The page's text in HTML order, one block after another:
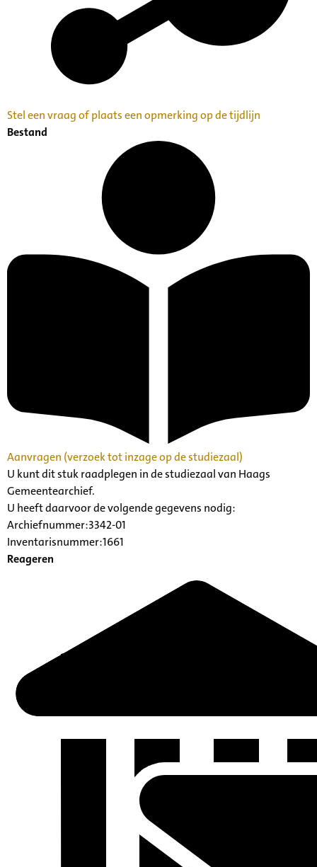
Stel een vraag of plaats een opmerking op de tijdlijn
Bestand
Aanvragen (verzoek tot inzage op de studiezaal)
U kunt dit stuk raadplegen in de studiezaal van Haags
Gemeentearchief.
U heeft daarvoor de volgende gegevens nodig:
Archiefnummer:3342-01
Inventarisnummer:1661
Reageren